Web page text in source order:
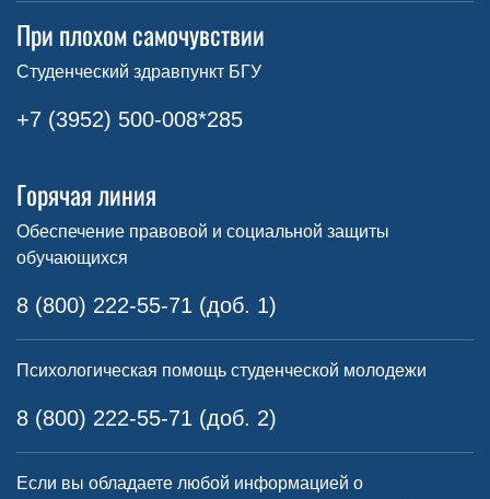
При плохом самочувствии
Студенческий здравпункт БГУ
+7 (3952) 500-008*285
Горячая линия
Обеспечение правовой и социальной защиты
обучающихся
8 (800) 222-55-71 (доб. 1)
Психологическая помощь студенческой молодежи
8 (800) 222-55-71 (доб. 2)
Если вы обладаете любой информацией о